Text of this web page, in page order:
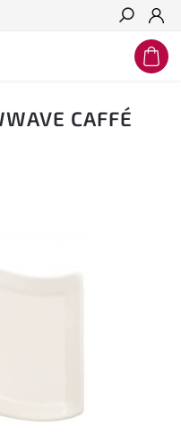
Hľadať
CAFFÉ